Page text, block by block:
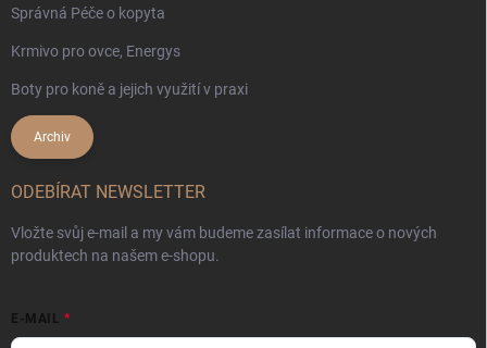
Správná Péče o kopyta
Krmivo pro ovce, Energys
Boty pro koně a jejich využití v praxi
Archiv
ODEBÍRAT NEWSLETTER
Vložte svůj e-mail a my vám budeme zasílat informace o nových
produktech na našem e-shopu.
E-MAIL